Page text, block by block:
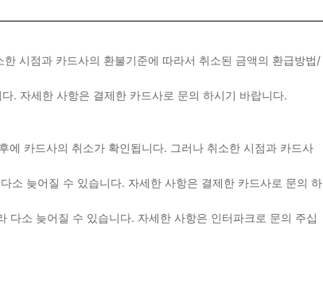
시점과 카드사의 환불기준에 따라서 취소된 금액의 환급방법/
. 자세한 사항은 결제한 카드사로 문의 하시기 바랍니다.
카드사의 취소가 확인됩니다. 그러나 취소한 시점과 카드사
소 늦어질 수 있습니다. 자세한 사항은 결제한 카드사로 문의 하
소 늦어질 수 있습니다. 자세한 사항은 인터파크로 문의 주십